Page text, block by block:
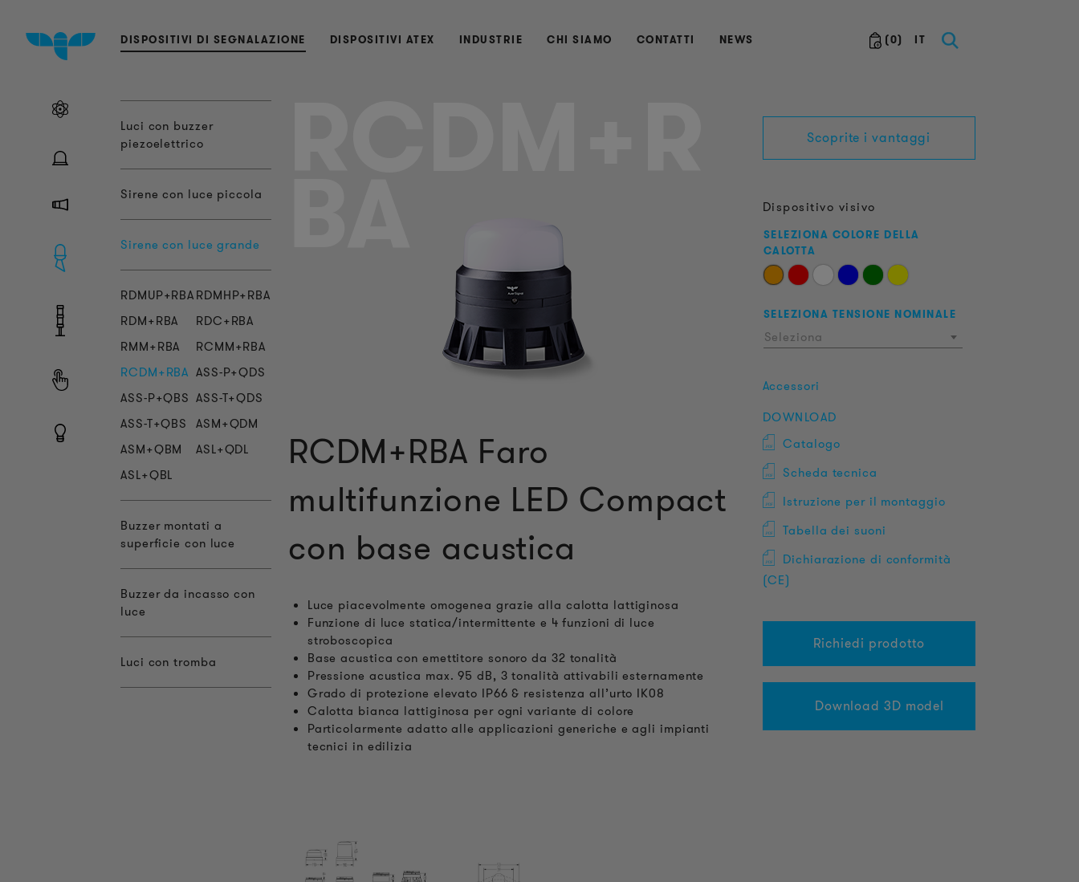
(0) IT
DISPOSITIVI DI SEGNALAZIONE DISPOSITIVI ATEX INDUSTRIE CHI SIAMO CONTATTI NEWS
Luci con buzzer
piezoelettrico
Sirene con luce piccola
Sirene con luce grande
RDMUP+RBARDMHP+RBA
RDM+RBA
RDC+RBA
RMM+RBA
RCMM+RBA
RCDM+RBA ASS-P+QDS
ASS-P+QBS ASS-T+QDS
ASS-T+QBS ASM+QDM
ASM+QBM
ASL+QDL
ASL+QBL
Buzzer montati a
superficie con luce
Buzzer da incasso con
luce
Luci con tromba
Scoprite i vantaggi
Dispositivo visivo
SELEZIONA COLORE DELLA
CALOTTA
SELEZIONA TENSIONE NOMINALE
Seleziona
Accessori
DOWNLOAD
Catalogo
Scheda tecnica
Istruzione per il montaggio
Tabella dei suoni
Dichiarazione di conformità
(CE)
Richiedi prodotto
Download 3D model
RCDM+RBA Faro
multifunzione LED Compact
con base acustica
Luce piacevolmente omogenea grazie alla calotta lattiginosa
Funzione di luce statica/intermittente e 4 funzioni di luce
stroboscopica
Base acustica con emettitore sonoro da 32 tonalità
Pressione acustica max. 95 dB, 3 tonalità attivabili esternamente
Grado di protezione elevato IP66 & resistenza all’urto IK08
Calotta bianca lattiginosa per ogni variante di colore
Particolarmente adatto alle applicazioni generiche e agli impianti
tecnici in edilizia